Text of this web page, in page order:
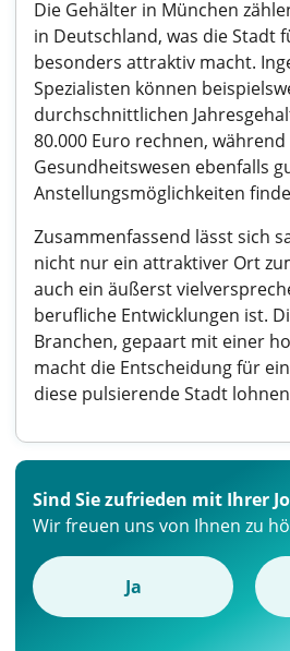
Die Gehälter in München
in Deutschland, was die Stadt
besonders attraktiv macht.
Spezialisten können
durchschnittlichen
80.000 Euro rechnen,
Gesundheitswesen ebenfalls
Anstellungsmöglichkeiten
Zusammenfassend lässt sich
nicht nur ein attraktiver Ort
auch ein äußerst
berufliche Entwicklungen ist.
Branchen, gepaart mit einer
macht die Entscheidung für
diese pulsierende Stadt
Sind Sie zufrieden mit Ihrer
Wir freuen uns von Ihnen zu
Ja